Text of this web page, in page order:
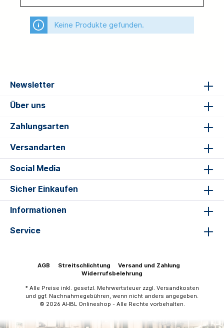
Keine Produkte gefunden.
Newsletter
Über uns
Zahlungsarten
Versandarten
Social Media
Sicher Einkaufen
Informationen
Service
AGB Streitschlichtung
Versand und Zahlung
Widerrufsbelehrung
* Alle Preise inkl. gesetzl. Mehrwertsteuer zzgl. Versandkosten
und ggf. Nachnahmegebühren, wenn nicht anders angegeben.
© 2026 AHBL Onlineshop - Alle Rechte vorbehalten.